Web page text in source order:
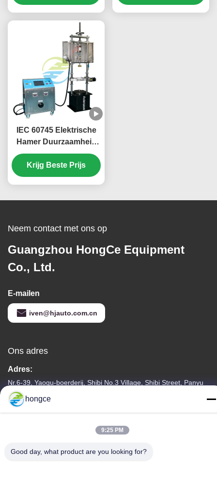
Testmonster
IEC 60745 Elektrische
Hamer Duurzaamheid
Impact Testmachine
voor Handgereedschap
tot 2,5kW | PLC
Test Systeem
Krijg Beste Prijs
Neem contact met ons op
Guangzhou HongCe Equipment
Co., Ltd.
E-mailen
iven@hjauto.com.cn
Ons adres
Adres:
Nr.6-39, Yaogu-boerderij, Shibi No.3 Village, Shibi Street, Panyu
District, Guangzhou
Tel.:
hongce
9:25 PM
Good day, what product are you looking for?